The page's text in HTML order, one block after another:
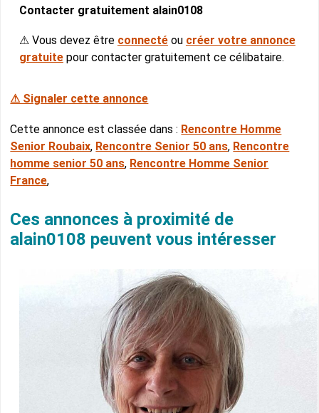
Contacter gratuitement alain0108
⚠ Vous devez être connectéou créer votre annonce
gratuitepour contacter gratuitement ce célibataire.
⚠ Signaler cette annonce
Cette annonce est classée dans : Rencontre Homme
Senior Roubaix, Rencontre Senior 50 ans, Rencontre
homme senior 50 ans, Rencontre Homme Senior
France,
Ces annonces à proximité de
alain0108 peuvent vous intéresser